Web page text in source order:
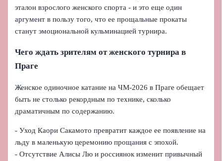
эталон взрослого женского спорта - и это еще один
аргумент в пользу того, что ее прощальные прокаты
станут эмоциональной кульминацией турнира.
Чего ждать зрителям от женского турнира в
Праге
Женское одиночное катание на ЧМ‑2026 в Праге обещает
быть не столько рекордным по технике, сколько
драматичным по содержанию.
- Уход Каори Сакамото превратит каждое ее появление на
льду в маленькую церемонию прощания с эпохой.
- Отсутствие Алисы Лю и россиянок изменит привычный